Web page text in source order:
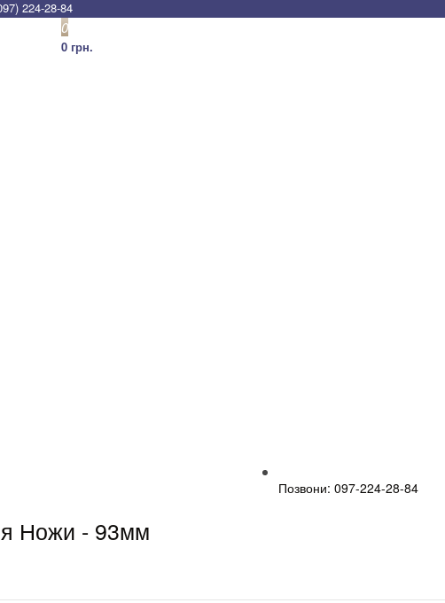
224-28-84
0
0 грн.
Позвони: 097-224-28-84
Ножи - 93мм